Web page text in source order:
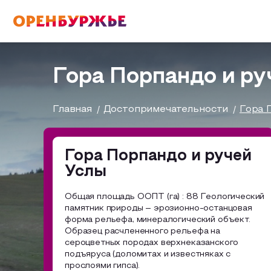
О РЕГИОНЕ
О регионе
Фотобанк
Бузулук и Бузулукский район
Соль-Илецкий район
Саракташский район
МОЙ МАРШРУТ
Промышленный туризм
Пешеходный туризм
Русский(RU)Гора Порпандо и
Главная Достопримечательности Гора
Гора Порпандо и ручей
Услы
Общая площадь ООПТ (га) : 88 Геологический
памятник природы – эрозионно-останцовая
форма рельефа, минералогический объект.
Образец расчлененного рельефа на
сероцветных породах верхнеказанского
подъяруса (доломитах и известняках с
прослоями гипса).